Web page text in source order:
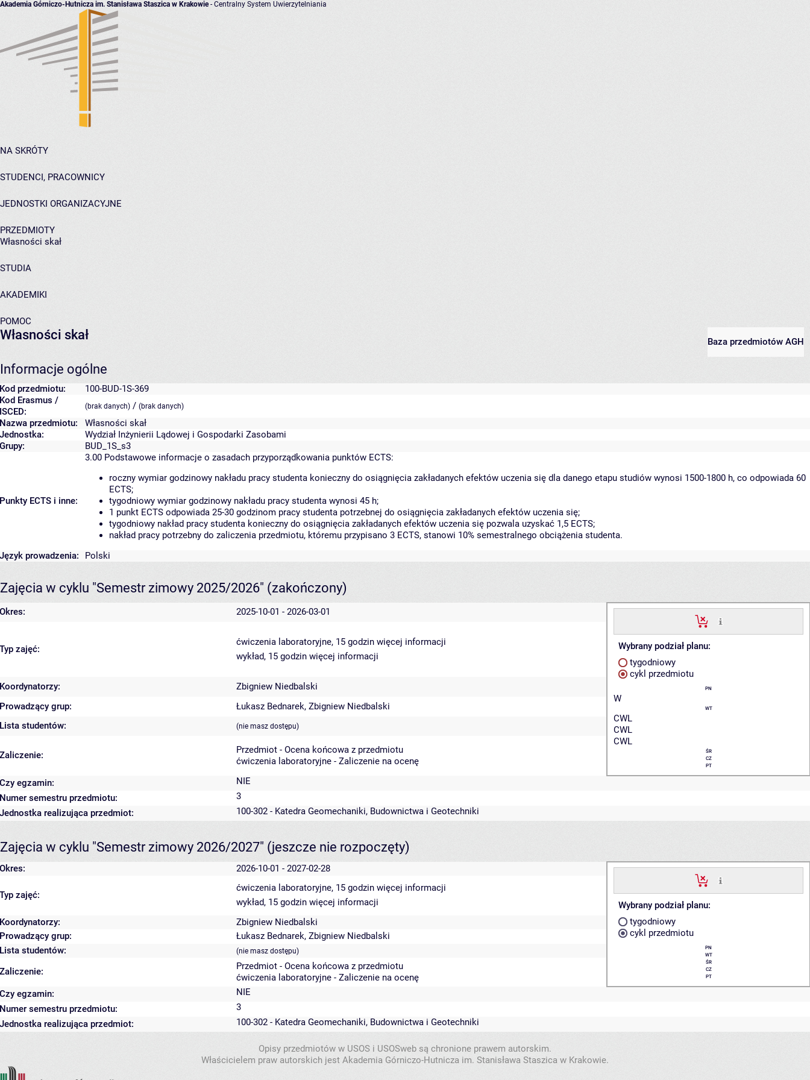
Akademia Górniczo-Hutnicza im. Stanisława Staszica w Krakowie- Centralny System Uwierzytelniania
NA SKRÓTY
STUDENCI, PRACOWNICY
JEDNOSTKI ORGANIZACYJNE
PRZEDMIOTY
Własności skał
STUDIA
AKADEMIKI
POMOC
Baza przedmiotów AGH
Własności skał
Informacje ogólne
Kod przedmiotu:
100-BUD-1S-369
Kod Erasmus /
ISCED:
(brak danych) / (brak danych)
Nazwa przedmiotu:
Własności skał
Jednostka:
Wydział Inżynierii Lądowej i Gospodarki Zasobami
Grupy:
BUD_1S_s3
Punkty ECTS i inne:
3.00 Podstawowe informacje o zasadach przyporządkowania punktów ECTS:
roczny wymiar godzinowy nakładu pracy studenta konieczny do osiągnięcia zakładanych efektów uczenia się dla danego etapu studiów wynosi 1500-1800 h, co odpowiada 60
ECTS;
tygodniowy wymiar godzinowy nakładu pracy studenta wynosi 45 h;
1 punkt ECTS odpowiada 25-30 godzinom pracy studenta potrzebnej do osiągnięcia zakładanych efektów uczenia się;
tygodniowy nakład pracy studenta konieczny do osiągnięcia zakładanych efektów uczenia się pozwala uzyskać 1,5 ECTS;
nakład pracy potrzebny do zaliczenia przedmiotu, któremu przypisano 3 ECTS, stanowi 10% semestralnego obciążenia studenta.
Język prowadzenia:
Polski
Zajęcia w cyklu "Semestr zimowy 2025/2026" (zakończony)
Okres: 2025-10-01 - 2026-03-01
Wybrany podział planu:
tygodniowy
cykl przedmiotu
PN
W
WT
CWL
CWL
CWL
ŚR
CZ
PT
Typ zajęć:
ćwiczenia laboratoryjne, 15 godzin więcej informacji
wykład, 15 godzin więcej informacji
Koordynatorzy:
Zbigniew Niedbalski
Prowadzący grup:
Łukasz Bednarek, Zbigniew Niedbalski
Lista studentów:
(nie masz dostępu)
Zaliczenie:
Przedmiot - Ocena końcowa z przedmiotu
ćwiczenia laboratoryjne - Zaliczenie na ocenę
Czy egzamin:
NIE
Numer semestru przedmiotu:
3
Jednostka realizująca przedmiot:
100-302 - Katedra Geomechaniki, Budownictwa i Geotechniki
Zajęcia w cyklu "Semestr zimowy 2026/2027" (jeszcze nie rozpoczęty)
Okres: 2026-10-01 - 2027-02-28
Wybrany podział planu:
tygodniowy
cykl przedmiotu
PN
WT
ŚR
CZ
PT
Typ zajęć:
ćwiczenia laboratoryjne, 15 godzin więcej informacji
wykład, 15 godzin więcej informacji
Koordynatorzy:
Zbigniew Niedbalski
Prowadzący grup:
Łukasz Bednarek, Zbigniew Niedbalski
Lista studentów:
(nie masz dostępu)
Zaliczenie:
Przedmiot - Ocena końcowa z przedmiotu
ćwiczenia laboratoryjne - Zaliczenie na ocenę
Czy egzamin:
NIE
Numer semestru przedmiotu:
3
Jednostka realizująca przedmiot:
100-302 - Katedra Geomechaniki, Budownictwa i Geotechniki
Opisy przedmiotów w USOS i USOSweb są chronione prawem autorskim.
Właścicielem praw autorskich jest Akademia Górniczo-Hutnicza im. Stanisława Staszica w Krakowie.